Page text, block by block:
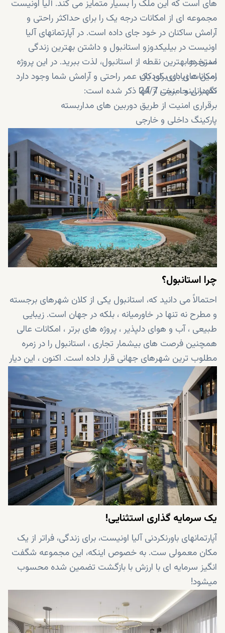
های است که این ملک را بسیار متمایز می کند. آلیا اونیست
مجموعه ای از امکانات درجه یک را برای حداکثر راحتی و
آرامش ساکنان در خود جای داده است. در آپارتمانهای آلیا
اونیست در بیلیکدوزو استانبول و داشتن بهترین زندگی
مدرن در بهترین نقطه از استانبول، لذت ببرید. در این پروژه
امکانات زیادی برای یک عمر راحتی و آرامش شما وجود دارد
که در اینجا برخی از آنها ذکر شده است:
استخرها
زمین های بازی کودکان
نگهبانی و امنیت 24/7
برقراری امنیت از طریق دوربین های مداربسته
پارکینگ داخلی و خارجی
مرکز تناسب اندام
زمین بسکتبال
مناطق سبز و زیبا
سونا
محوطه سازی خیره کننده
چرا استانبول؟
احتمالاً می دانید که، استانبول یکی از کلان شهرهای برجسته
و مطرح نه تنها در خاورمیانه ، بلکه در جهان است. زیبایی
طبیعی ، آب و هوای دلپذیر ، پروژه های برتر ، امکانات عالی
همچنین فرصت های بیشمار تجاری ، استانبول را در زمره
مطلوب ترین شهرهای جهانی قرار داده است. اکنون ، این دیار
شگفت انگیز و رویایی در خود، جایی را برای شما تدارک دیده
است... به زندگی متمایز انکار ناپذیر در (آلیا اونیست)Alya
Onist خوش آمدید!
یک سرمایه گذاری استثنایی!
آپارتمانهای باورنکردنی آلیا اونیست، برای زندگی، فراتر از یک
مکان معمولی ست. به خصوص اینکه، این مجموعه شگفت
انگیز سرمایه ای با ارزش با بازگشت تضمین شده محسوب
میشود!